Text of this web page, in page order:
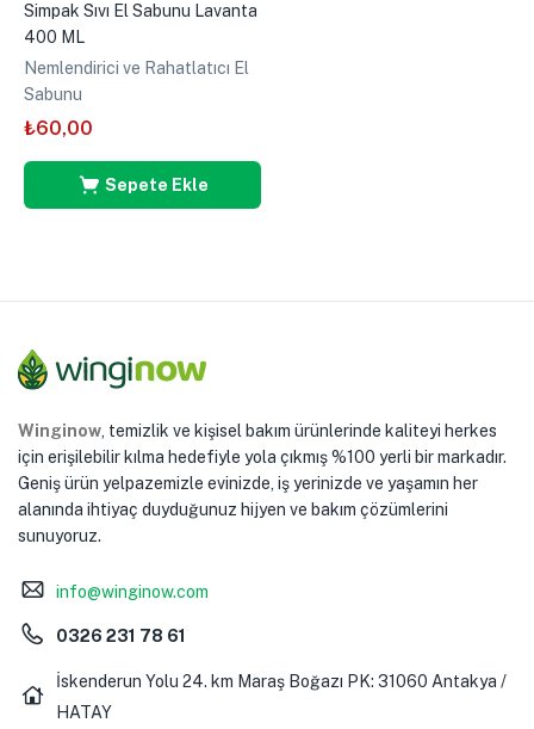
Simpak Sıvı El Sabunu Lavanta
400 ML
Nemlendirici ve Rahatlatıcı El
Sabunu
₺60,00
Sepete Ekle
Winginow, temizlik ve kişisel bakım ürünlerinde kaliteyi herkes
için erişilebilir kılma hedefiyle yola çıkmış %100 yerli bir markadır.
Geniş ürün yelpazemizle evinizde, iş yerinizde ve yaşamın her
alanında ihtiyaç duyduğunuz hijyen ve bakım çözümlerini
sunuyoruz.
info@winginow.com
0326 231 78 61
İskenderun Yolu 24. km Maraş Boğazı PK: 31060 Antakya /
HATAY